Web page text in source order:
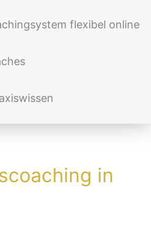
flexibel online
in